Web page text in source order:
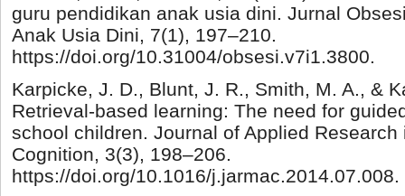
guru pendidikan anak usia dini. Jurnal
Anak Usia Dini, 7(1), 197–210.
https://doi.org/10.31004/obsesi.v7i1.3800.
Karpicke, J. D., Blunt, J. R., Smith, M. A., &
Retrieval-based learning: The need for
school children. Journal of Applied Research
Cognition, 3(3), 198–206.
https://doi.org/10.1016/j.jarmac.2014.07.008.